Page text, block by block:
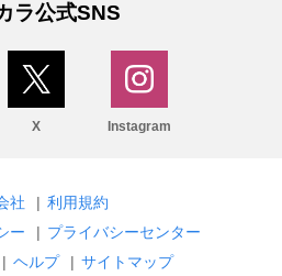
ラ公式SNS
X Instagram
社 | 利用規約
ー
| プライバシーセンター
| ヘルプ | サイトマップ